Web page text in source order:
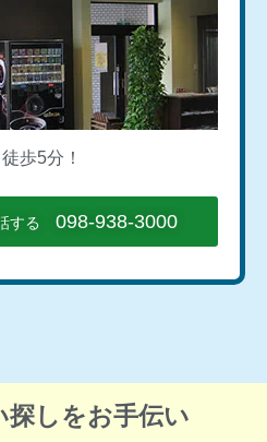
歩5分！
する 098-938-3000
探しをお手伝い